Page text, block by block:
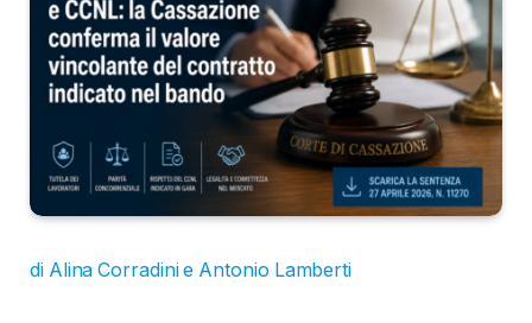
di Alina Corradini e Antonio Lamberti